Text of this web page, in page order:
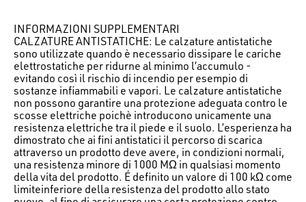
INFORMAZIONI SUPPLEMENTARI
CALZATURE ANTISTATICHE: Le calzature antistatiche
sono utilizzate quando è necessario dissipare le cariche
elettrostatiche per ridurne al minimo l’accumulo -
evitando così il rischio di incendio per esempio di
sostanze infiammabili e vapori. Le calzature antistatiche
non possono garantire una protezione adeguata contro le
scosse elettriche poichè introducono unicamente una
resistenza elettriche tra il piede e il suolo. L’esperienza ha
dimostrato che ai fini antistatici il percorso di scarica
attraverso un prodotto deve avere, in condizioni normali,
una resistenza minore di 1000 MΩ in qualsiasi momento
della vita del prodotto. É definito un valore di 100 kΩ come
limiteinferiore della resistenza del prodotto allo stato